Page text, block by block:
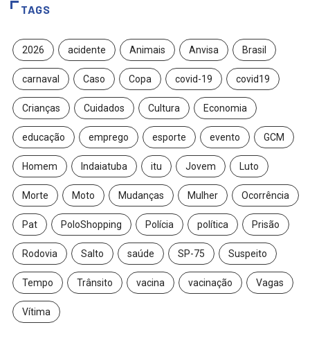
TAGS
2026 acidente Animais Anvisa Brasil
carnaval Caso Copa covid-19 covid19
Crianças Cuidados Cultura Economia
educação emprego esporte evento GCM
Homem Indaiatuba itu Jovem Luto
Morte Moto Mudanças Mulher Ocorrência
Pat PoloShopping Polícia política Prisão
Rodovia Salto saúde SP-75 Suspeito
Tempo Trânsito vacina vacinação Vagas
Vítima